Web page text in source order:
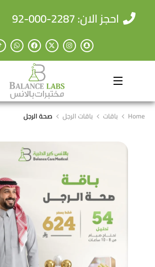
احجز الان: 2287-000-92
You are here:
Home باقات باقات الرجل صحة الرجل